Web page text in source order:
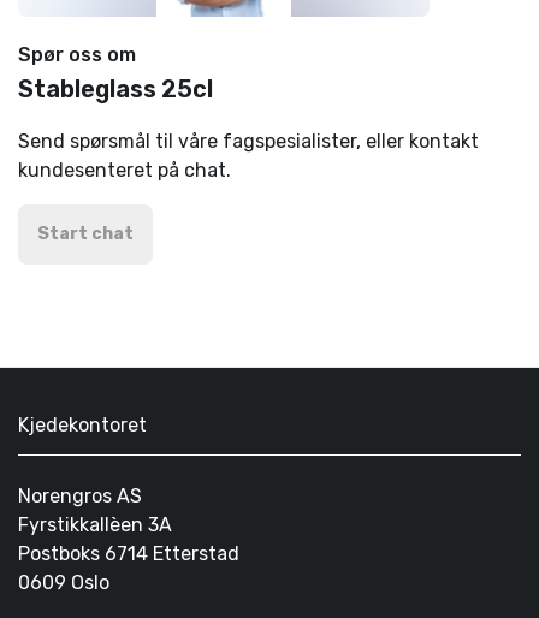
Spør oss om
Stableglass 25cl
Send spørsmål til våre fagspesialister, eller kontakt
kundesenteret på chat.
Start chat
Kjedekontoret
Norengros AS
Fyrstikkallèen 3A
Postboks 6714 Etterstad
0609 Oslo